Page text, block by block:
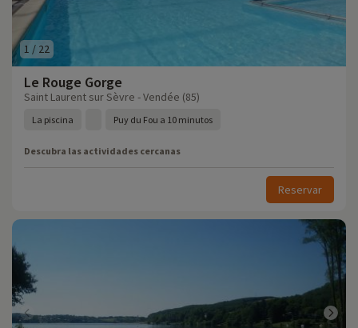
1 / 22
Le Rouge Gorge
Saint Laurent sur Sèvre - Vendée (85)
La piscina Puy du Fou a 10 minutos
Descubra las actividades cercanas
Reservar